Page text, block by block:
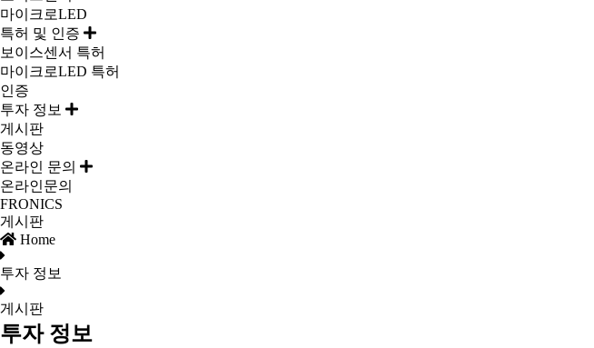
마이크로LED
특허 및 인증
보이스센서 특허
마이크로LED 특허
인증
투자 정보
게시판
동영상
온라인 문의
온라인문의
FRONICS
게시판
Home
투자 정보
게시판
투자 정보